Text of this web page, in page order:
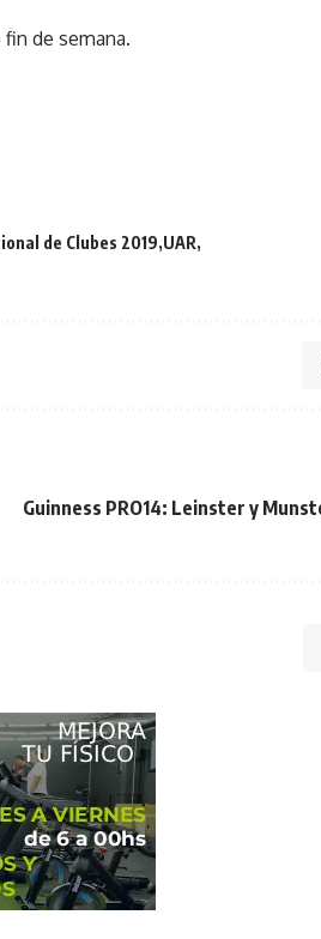
de semana.
de Clubes 2019 UAR
Guinness PRO14: Leinster y